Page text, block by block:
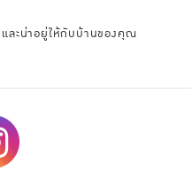
ละน่าอยู่ให้กับบ้านของคุณ